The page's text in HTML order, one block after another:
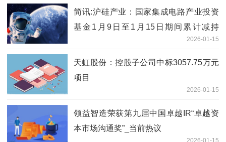
简讯:沪硅产业：国家集成电路产业投资
基金1月9日至1月15日期间累计减持
2026-01-15
天虹股份：控股子公司中标3057.75万元
项目
2026-01-15
领益智造荣获第九届中国卓越IR“卓越资
本市场沟通奖”_当前热议
2026-01-15